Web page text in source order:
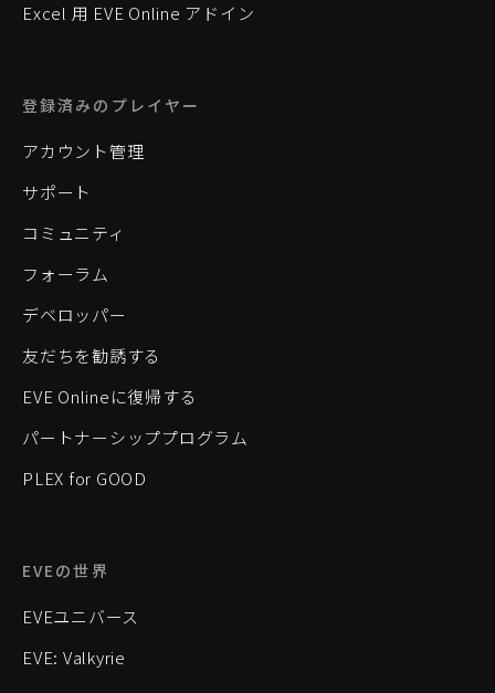
Excel 用 EVE Online アドイン
登録済みのプレイヤー
アカウント管理
サポート
コミュニティ
フォーラム
デベロッパー
友だちを勧誘する
EVE Onlineに復帰する
パートナーシッププログラム
PLEX for GOOD
EVEの世界
EVEユニバース
EVE: Valkyrie